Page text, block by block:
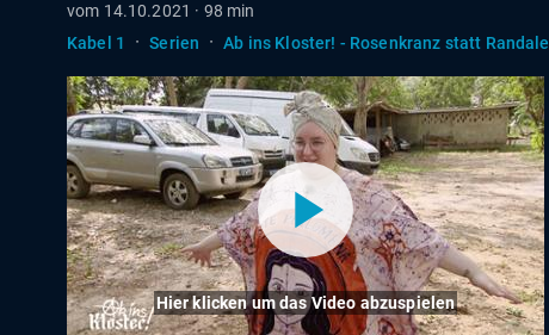
vom 14.10.2021 · 98 min
Kabel 1
· Serien · Ab ins Kloster! - Rosenkranz statt Randale
Hier klicken um das Video abzuspielen